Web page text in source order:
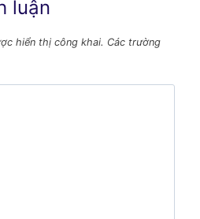
luận
hiển thị công khai. Các trường